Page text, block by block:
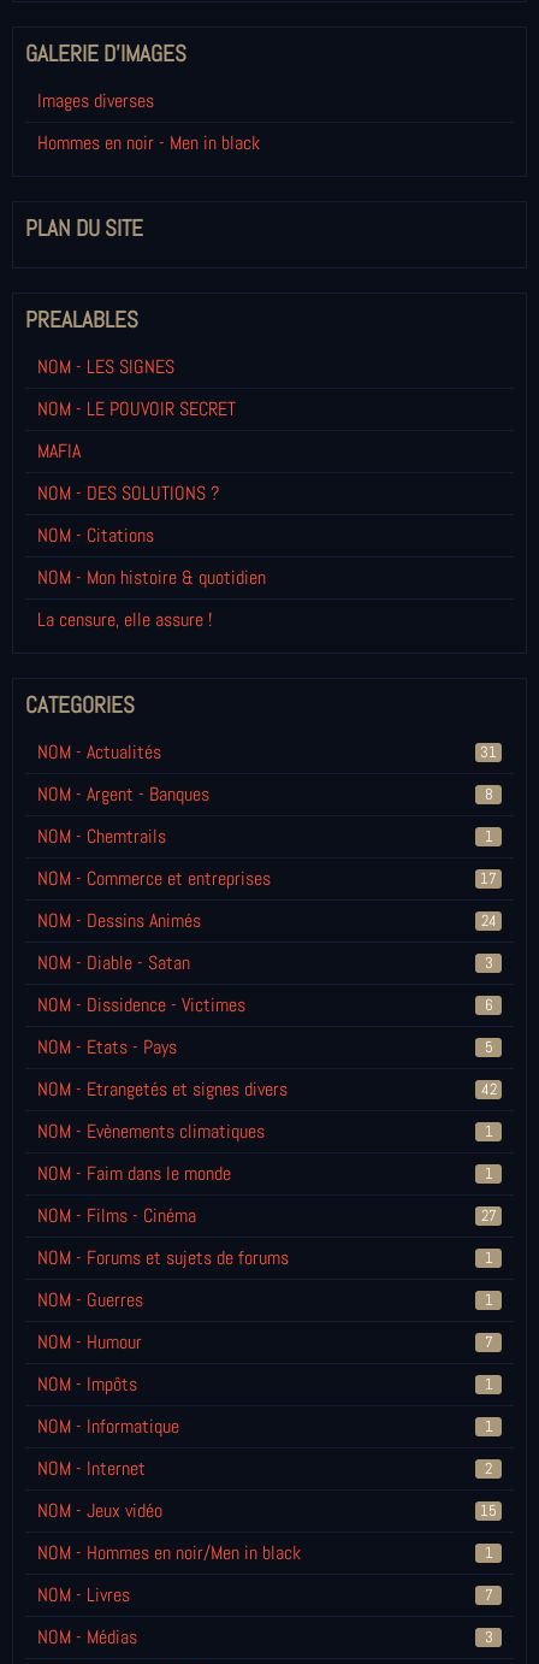
GALERIE D'IMAGES
Images diverses
Hommes en noir - Men in black
PLAN DU SITE
PREALABLES
NOM - LES SIGNES
NOM - LE POUVOIR SECRET
MAFIA
NOM - DES SOLUTIONS ?
NOM - Citations
NOM - Mon histoire & quotidien
La censure, elle assure !
CATEGORIES
NOM - Actualités 31
NOM - Argent - Banques 8
NOM - Chemtrails 1
NOM - Commerce et entreprises 17
NOM - Dessins Animés 24
NOM - Diable - Satan 3
NOM - Dissidence - Victimes 6
NOM - Etats - Pays 5
NOM - Etrangetés et signes divers 42
NOM - Evènements climatiques 1
NOM - Faim dans le monde 1
NOM - Films - Cinéma 27
NOM - Forums et sujets de forums 1
NOM - Guerres 1
NOM - Humour 7
NOM - Impôts 1
NOM - Informatique 1
NOM - Internet 2
NOM - Jeux vidéo 15
NOM - Hommes en noir/Men in black 1
NOM - Livres 7
NOM - Médias 3